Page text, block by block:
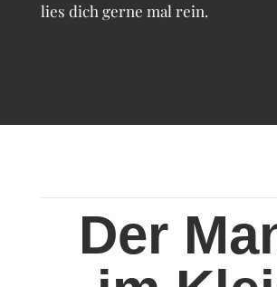
lies dich gerne mal rein.
Der